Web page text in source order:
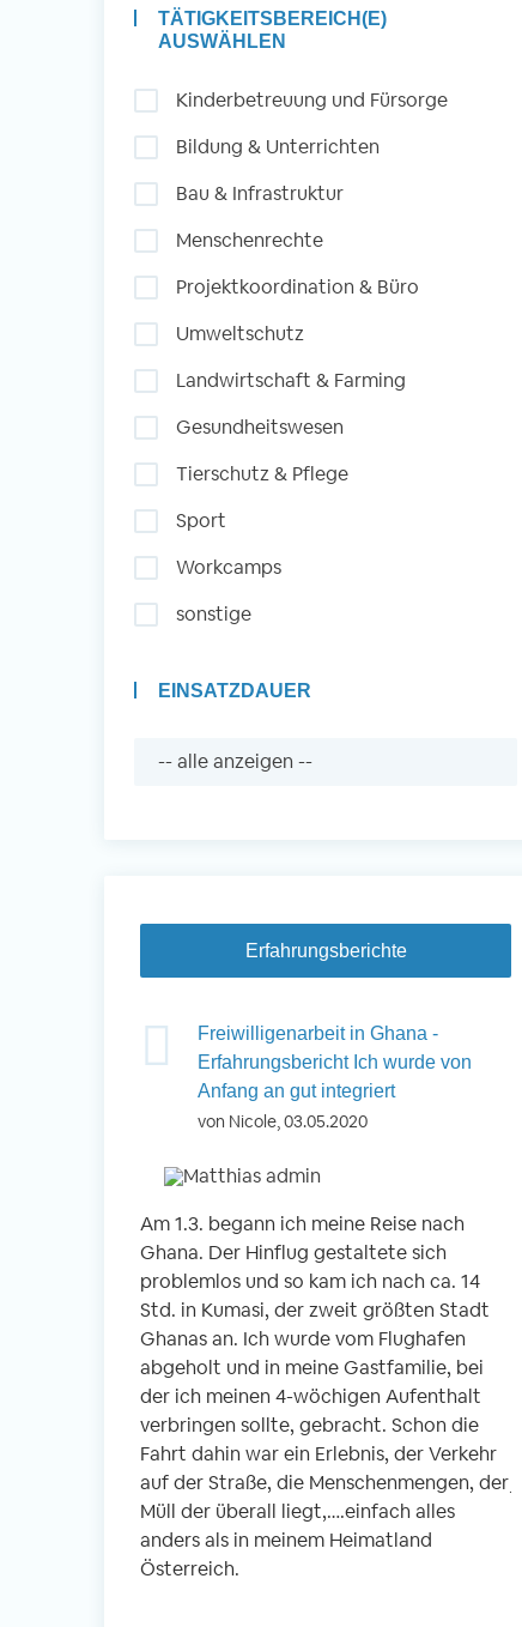
Engagieren
Initiativbewerbung
Auslandserfahrung
Sammeln und Sozial
Engagieren
TÄTIGKEITSBEREICH(E)
AUSWÄHLEN
Kinderbetreuung und Fürsorge
Bildung & Unterrichten
Bau & Infrastruktur
Menschenrechte
Projektkoordination & Büro
Umweltschutz
Landwirtschaft & Farming
Gesundheitswesen
Tierschutz & Pflege
Sport
Workcamps
sonstige
EINSATZDAUER
Erfahrungsberichte
Freiwilligenarbeit in Ghana -
Erfahrungsbericht Ich wurde von
Anfang an gut integriert
von Nicole, 03.05.2020
Am 1.3. begann ich meine Reise nach
Ghana. Der Hinflug gestaltete sich
problemlos und so kam ich nach ca. 14
Std. in Kumasi, der zweit größten Stadt
Ghanas an. Ich wurde vom Flughafen
abgeholt und in meine Gastfamilie, bei
der ich meinen 4-wöchigen Aufenthalt
verbringen sollte, gebracht. Schon die
Fahrt dahin war ein Erlebnis, der Verkehr
auf der Straße, die Menschenmengen, der
Müll der überall liegt,….einfach alles
anders als in meinem Heimatland
Österreich.